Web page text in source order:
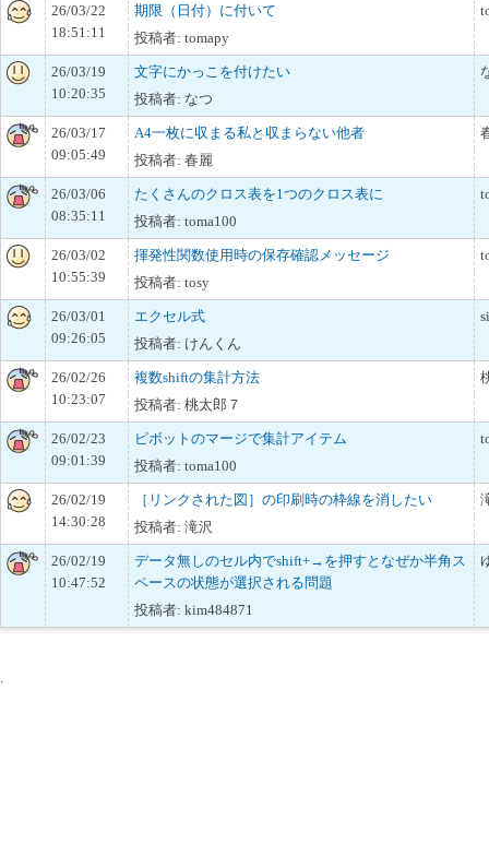
26/03/22
18:51:11
期限（日付）に付いて
投稿者: tomapy
26/03/19
10:20:35
文字にかっこを付けたい
投稿者: なつ
26/03/17
09:05:49
A4一枚に収まる私と収まらない他者
投稿者: 春麗
26/03/06
08:35:11
たくさんのクロス表を1つのクロス表に
投稿者: toma100
26/03/02
10:55:39
揮発性関数使用時の保存確認メッセージ
投稿者: tosy
26/03/01
09:26:05
エクセル式
投稿者: けんくん
26/02/26
10:23:07
複数shiftの集計方法
投稿者: 桃太郎７
26/02/23
09:01:39
ピボットのマージで集計アイテム
投稿者: toma100
26/02/19
14:30:28
［リンクされた図］の印刷時の枠線を消したい
投稿者: 滝沢
26/02/19
10:47:52
データ無しのセル内でshift+→を押すとなぜか半角ス
ペースの状態が選択される問題
投稿者: kim484871